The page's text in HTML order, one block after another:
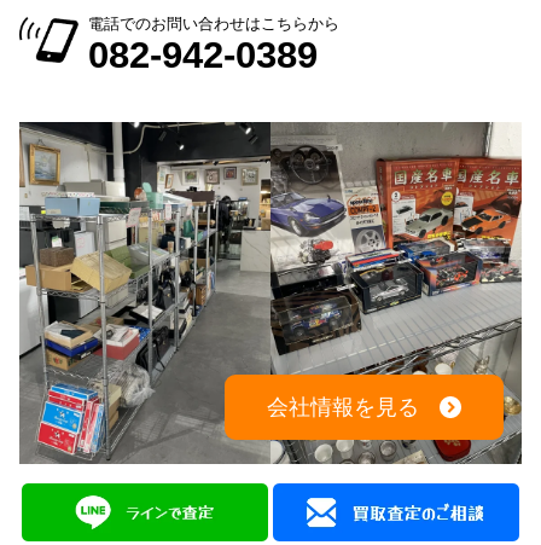
電話でのお問い合わせはこちらから
082-942-0389
会社情報を見る